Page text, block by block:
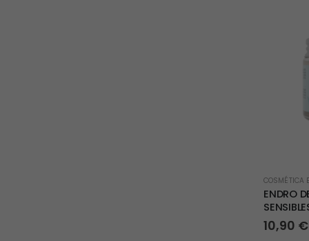
COSMÉTICA
ENDRO
10,90 €